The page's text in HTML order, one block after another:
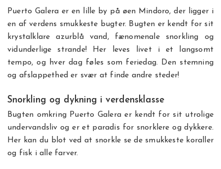
Puerto Galera er en lille by på øen Mindoro, der ligger i
en af verdens smukkeste bugter. Bugten er kendt for sit
krystalklare azurblå vand, fænomenale snorkling og
vidunderlige strande! Her leves livet i et langsomt
tempo, og hver dag føles som feriedag. Den stemning
og afslappethed er svær at finde andre steder!
Snorkling og dykning i verdensklasse
Bugten omkring Puerto Galera er kendt for sit utrolige
undervandsliv og er et paradis for snorklere og dykkere.
Her kan du blot ved at snorkle se de smukkeste koraller
og fisk i alle farver.